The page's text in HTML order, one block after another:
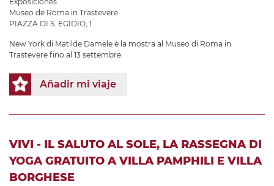
Museo de Roma in Trastevere
PIAZZA DI S. EGIDIO, 1
New York di Matilde Damele è la mostra al Museo di Roma in
Trastevere fino al 13 settembre.
Añadir mi viaje
VIVI - IL SALUTO AL SOLE, LA RASSEGNA DI
YOGA GRATUITO A VILLA PAMPHILI E VILLA
BORGHESE